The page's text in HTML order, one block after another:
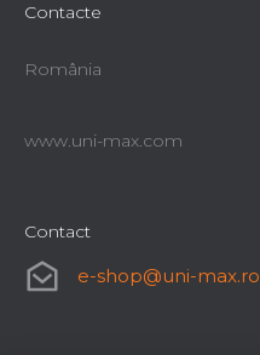
Contacte
România
www.uni-max.com
Contact
e-shop@uni-max.ro